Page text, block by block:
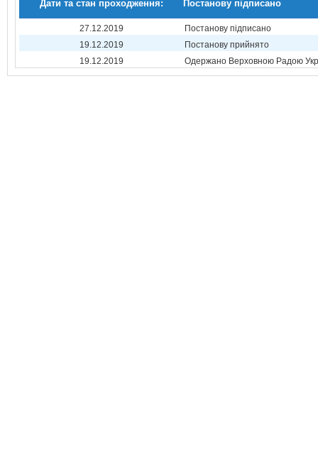
Дати та стан проходження: Постанову підписано
27.12.2019
Постанову підписано
19.12.2019
Постанову прийнято
19.12.2019
Одержано Верховною Радою